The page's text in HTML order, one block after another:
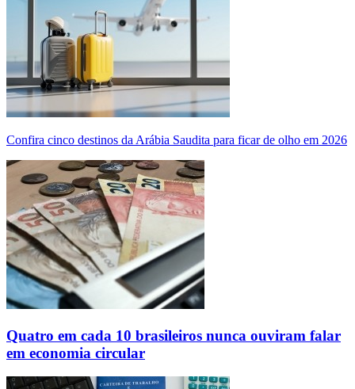
Confira cinco destinos da Arábia Saudita para ficar de olho em 2026
Quatro em cada 10 brasileiros nunca ouviram falar
em economia circular